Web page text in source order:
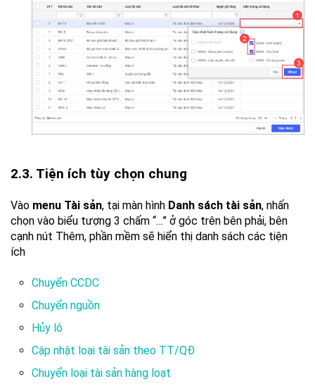
2.3. Tiện ích tùy chọn chung
Vào menu Tài sản, tại màn hình Danh sách tài sản, nhấn
chọn vào biểu tượng 3 chấm “…” ở góc trên bên phải, bên
cạnh nút Thêm, phần mềm sẽ hiển thị danh sách các tiện
ích
Chuyển CCDC
Chuyển nguồn
Hủy lô
Cập nhật loại tài sản theo TT/QĐ
Chuyển loại tài sản hàng loạt